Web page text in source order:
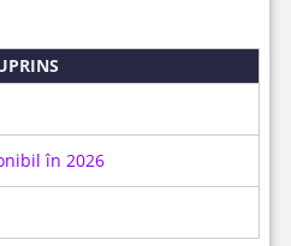
în 2026